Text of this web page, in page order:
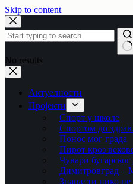
Skip to content
No results
Актуелности
Пројекти
Спорт у школе
Спортом до
Понос мог града
Пирот кроз
Чувари бугарског
Димитровград –
Знање ти нико не